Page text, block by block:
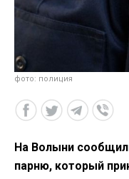
фото: полиция
На Волыни
парню, который